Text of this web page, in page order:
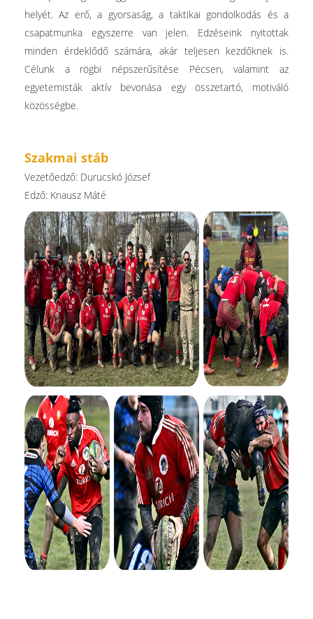
helyét. Az erő, a gyorsaság, a taktikai gondolkodás és a
csapatmunka egyszerre van jelen. Edzéseink nyitottak
minden érdeklődő számára, akár teljesen kezdőknek is.
Célunk a rögbi népszerűsítése Pécsen, valamint az
egyetemisták aktív bevonása egy összetartó, motiváló
közösségbe.
Szakmai stáb
Vezetőedző: Durucskó József
Edző: Knausz Máté